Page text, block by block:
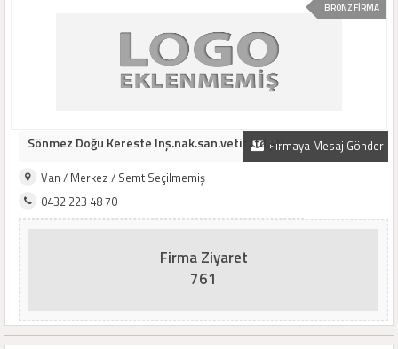
BRONZ FİRMA
Firmaya Mesaj Gönder
Sönmez Doğu Kereste Inş.nak.san.vetic.ltd.şti.
Van / Merkez / Semt Seçilmemiş
0432 223 48 70
Firma Ziyaret
761